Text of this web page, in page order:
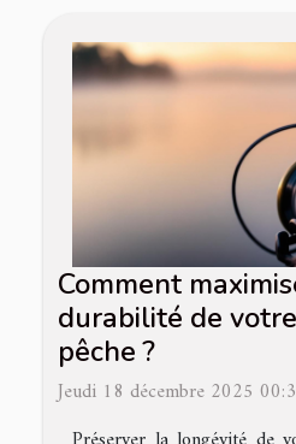
Comment
durabilité de
pêche ?
Jeudi 18 décembre 2025